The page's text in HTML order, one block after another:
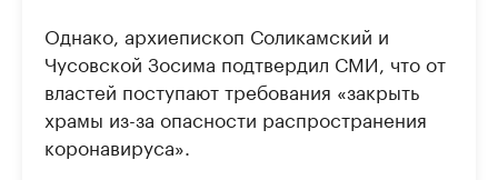
Однако, архиепископ Соликамский и
Чусовской Зосима подтвердил СМИ, что от
властей поступают требования «закрыть
храмы из-за опасности распространения
коронавируса».